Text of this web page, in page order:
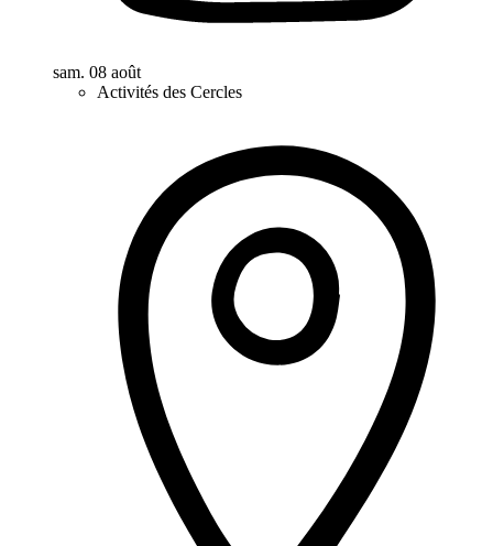
sam. 08 août
Activités des Cercles